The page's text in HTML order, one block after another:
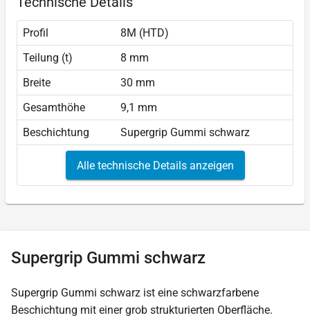
Profil
8M (HTD)
Teilung (t)
8 mm
Breite
30 mm
Gesamthöhe
9,1 mm
Beschichtung
Supergrip Gummi schwarz
Alle technische Details anzeigen
Supergrip Gummi schwarz
Supergrip Gummi schwarz ist eine schwarzfarbene
Beschichtung mit einer grob strukturierten Oberfläche.